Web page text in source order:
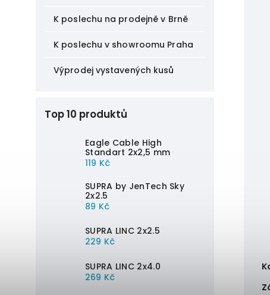
K poslechu na prodejně v Brně
K poslechu v showroomu Praha
Výprodej vystavených kusů
Top 10 produktů
Eagle Cable High
Standart 2x2,5 mm
119 Kč
SUPRA by JenTech Sky
2x2.5
89 Kč
SUPRA LINC 2x2.5
229 Kč
SUPRA LINC 2x4.0
269 Kč